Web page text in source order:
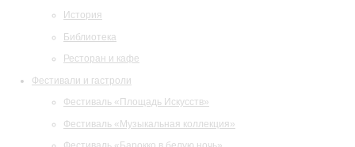
История
Библиотека
Ресторан и кафе
Фестивали и гастроли
Фестиваль «Площадь Искусств»
Фестиваль «Музыкальная коллекция»